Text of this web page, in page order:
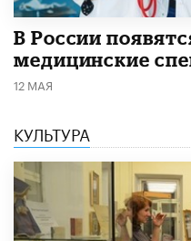
В России
медицинские
12 МАЯ
КУЛЬТУРА